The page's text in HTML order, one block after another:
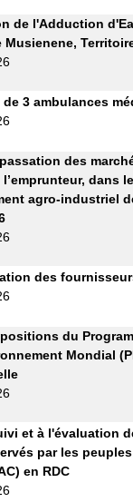
de l'Adduction
Musienene,
3 ambulances
des
dans
agro-industriel
des
du
Mondial
et à l'évaluation
par les
en RDC